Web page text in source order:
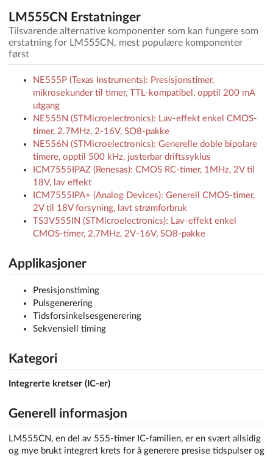
LM555CN Erstatninger
Tilsvarende alternative komponenter som kan fungere som
erstatning for LM555CN, mest populære komponenter
først
NE555P (Texas Instruments): Presisjonstimer,
mikrosekunder til timer, TTL-kompatibel, opptil 200 mA
utgang
NE555N (STMicroelectronics): Lav-effekt enkel CMOS-
timer, 2.7MHz, 2-16V, SO8-pakke
NE556N (STMicroelectronics): Generelle doble bipolare
timere, opptil 500 kHz, justerbar driftssyklus
ICM7555IPAZ (Renesas): CMOS RC-timer, 1MHz, 2V til
18V, lav effekt
ICM7555IPA+ (Analog Devices): Generell CMOS-timer,
2V til 18V forsyning, lavt strømforbruk
TS3V555IN (STMicroelectronics): Lav-effekt enkel
CMOS-timer, 2,7MHz, 2V-16V, SO8-pakke
Applikasjoner
Presisjonstiming
Pulsgenerering
Tidsforsinkelsesgenerering
Sekvensiell timing
Kategori
Integrerte kretser (IC-er)
Generell informasjon
LM555CN, en del av 555-timer IC-familien, er en svært allsidig
og mye brukt integrert krets for å generere presise tidspulser og